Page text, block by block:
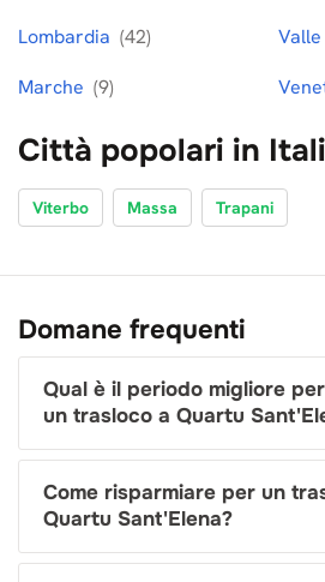
Lombardia (42)
Marche (9)
Città popolari in
Viterbo Massa Trapani
Domane frequenti
Qual è il periodo migliore
un trasloco a Quartu
Come risparmiare per un
Quartu Sant'Elena?